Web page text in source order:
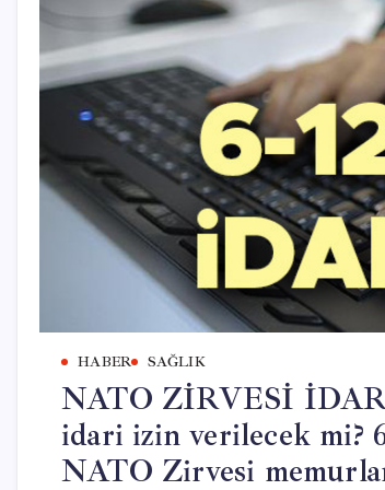
HABER SAĞLIK
NATO ZİRVESİ
idari izin verilecek mi?
NATO Zirvesi